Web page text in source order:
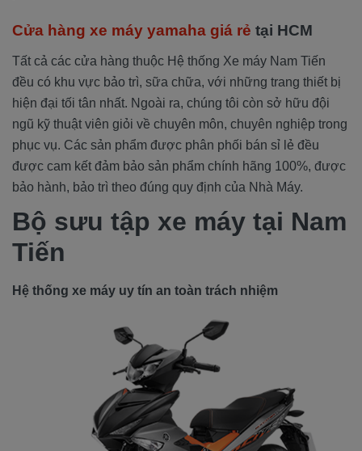
Cửa hàng xe máy yamaha giá rẻ tại HCM
Tất cả các cửa hàng thuộc Hệ thống Xe máy Nam Tiến
đều có khu vực bảo trì, sữa chữa, với những trang thiết bị
hiện đại tối tân nhất. Ngoài ra, chúng tôi còn sở hữu đội
ngũ kỹ thuật viên giỏi về chuyên môn, chuyên nghiệp trong
phục vụ. Các sản phẩm được phân phối bán sỉ lẻ đều
được cam kết đảm bảo sản phẩm chính hãng 100%, được
bảo hành, bảo trì theo đúng quy định của Nhà Máy.
Bộ sưu tập xe máy tại Nam
Tiến
Hệ thống xe máy uy tín an toàn trách nhiệm